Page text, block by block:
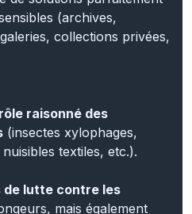
collections privées,
(insectes xylophages,
textiles, etc.).
mais également
telles que l’humidité ou la